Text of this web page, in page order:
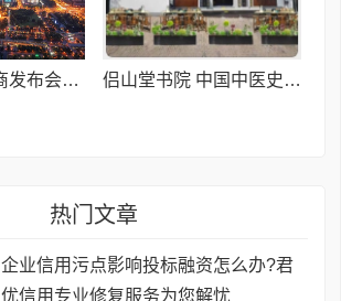
三合盛新型电商发布会启幕:重构“人货场”,让消费创造价值 侣山堂书院 中国中医史上首个书院式教育机构
热门文章
企业信用污点影响投标融资怎么办?君
优信用专业修复服务为您解忧